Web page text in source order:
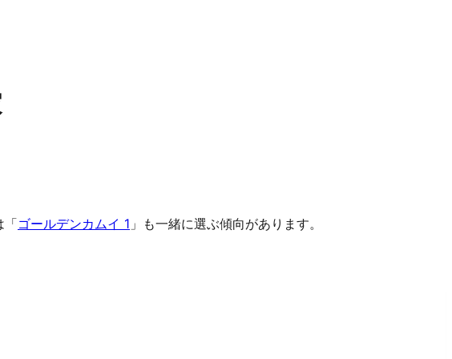
「ゴールデンカムイ 1 」も一緒に選ぶ傾向があります。